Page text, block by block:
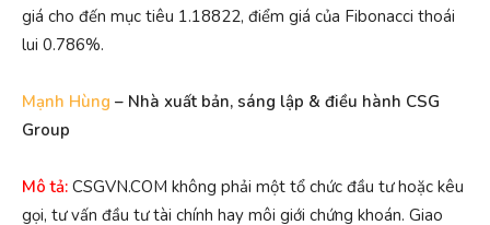
giá cho đến mục tiêu 1.18822, điểm giá của Fibonacci thoái
lui 0.786%.
Mạnh Hùng – Nhà xuất bản, sáng lập & điều hành CSG
Group
Mô tả: CSGVN.COM không phải một tổ chức đầu tư hoặc kêu
gọi, tư vấn đầu tư tài chính hay môi giới chứng khoán. Giao